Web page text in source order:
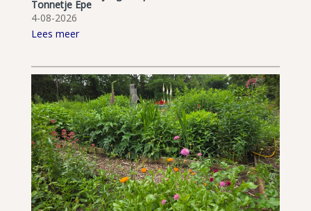
Tonnetje Epe
4-08-2026
Lees meer